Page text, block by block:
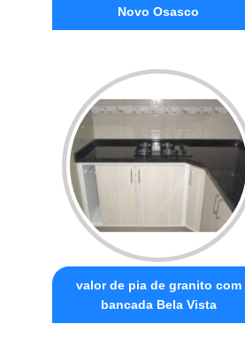
Novo Osasco
valor de pia de granito com
bancada Bela Vista